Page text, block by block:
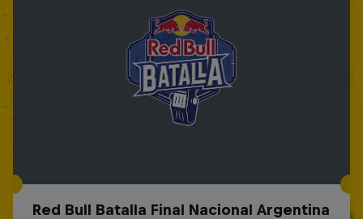
Red Bull Batalla Final Nacional Argentina